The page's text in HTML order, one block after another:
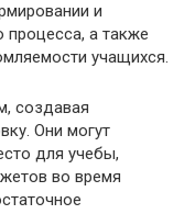
и
процесса, а также
учащихся.
создавая
Они могут
для учебы,
во время